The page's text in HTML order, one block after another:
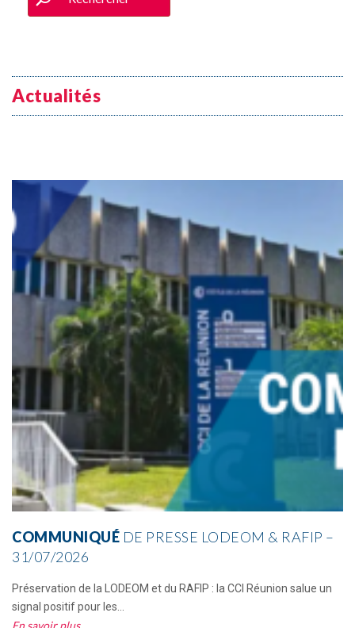
Actualités
COMMUNIQUÉ DE PRESSE LODEOM & RAFIP –
31/07/2026
Préservation de la LODEOM et du RAFIP : la CCI Réunion salue un
signal positif pour les...
En savoir plus